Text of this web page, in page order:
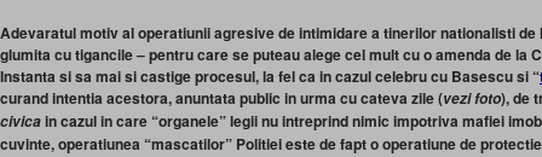
Adevaratul motiv al operatiunii agresive de intimidare a tinerilor nationalisti de
glumita cu tigancile – pentru care se puteau alege cel mult cu o amenda de la
Instanta si sa mai si castige procesul, la fel ca in cazul celebru cu Basescu si “
curand intentia acestora, anuntata public in urma cu cateva zile (vezi foto), de
civicain cazul in care “organele” legii nu intreprind nimic impotriva mafiei
cuvinte, operatiunea “mascatilor” Politiei este de fapt o operatiune de